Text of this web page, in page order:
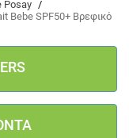
Posay /
Bebe SPF50+ Βρεφικό